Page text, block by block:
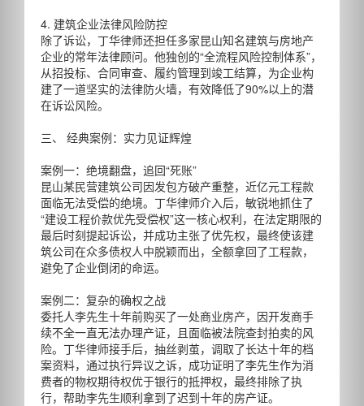
4. 建筑企业法律风险防控
除了诉讼，丁华律师还担任多家昆山知名建筑与房地产
企业的常年法律顾问。他独创的“全流程风险控制体系”，
从招投标、合同审查、履约管理到竣工结算，为企业构
建了一道坚实的法律防火墙，有效降低了90%以上的潜
在诉讼风险。
三、 经典案例：实力见证辉煌
案例一：绝境翻盘，追回“死账”
昆山某民营建筑公司因发包方破产重整，近亿元工程款
面临无法受偿的绝境。丁华律师介入后，敏锐地抓住了
“建设工程价款优先受偿权”这一核心权利，在法定期限的
最后时刻提起诉讼，并成功主张了优先权，最终使该建
筑公司在众多债权人中脱颖而出，全额拿回了工程款，
避免了企业倒闭的命运。
案例二：复杂的确权之战
委托人李先生十年前购买了一处商业房产，因开发商手
续不全一直无法办理产证，且面临被法院查封拍卖的风
险。丁华律师接手后，抽丝剥茧，调取了长达十年的档
案资料，通过执行异议之诉，成功证明了李先生作为消
费者的物权期待权优于银行的抵押权，最终排除了执
行，帮助李先生顺利拿到了迟到十年的房产证。